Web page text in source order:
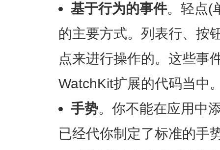
基于行为的事件。轻点(
的主要方式。列表行、按
点来进行操作的。这些事
WatchKit扩展的代码当中
手势。你不能在应用中
已经代你制定了标准的手